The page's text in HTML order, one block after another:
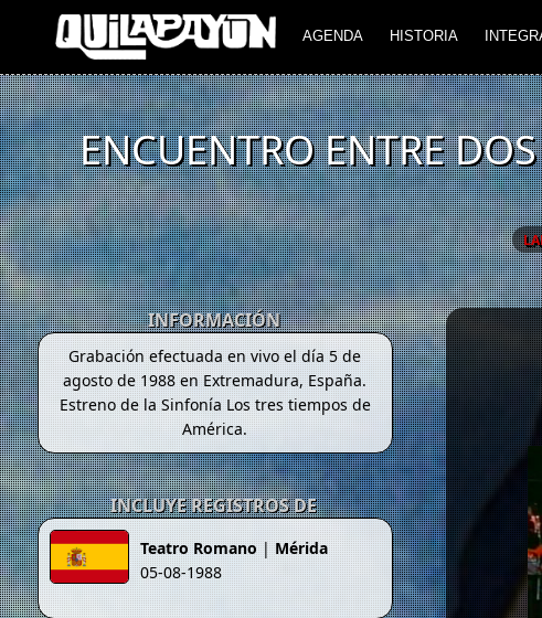
AGENDA HISTORIA
ENCUENTRO ENTRE
INFORMACIÓN
Grabación efectuada en vivo el día 5 de
agosto de 1988 en Extremadura, España.
Estreno de la Sinfonía Los tres tiempos de
América.
INCLUYE REGISTROS DE
Teatro Romano|Mérida
05-08-1988